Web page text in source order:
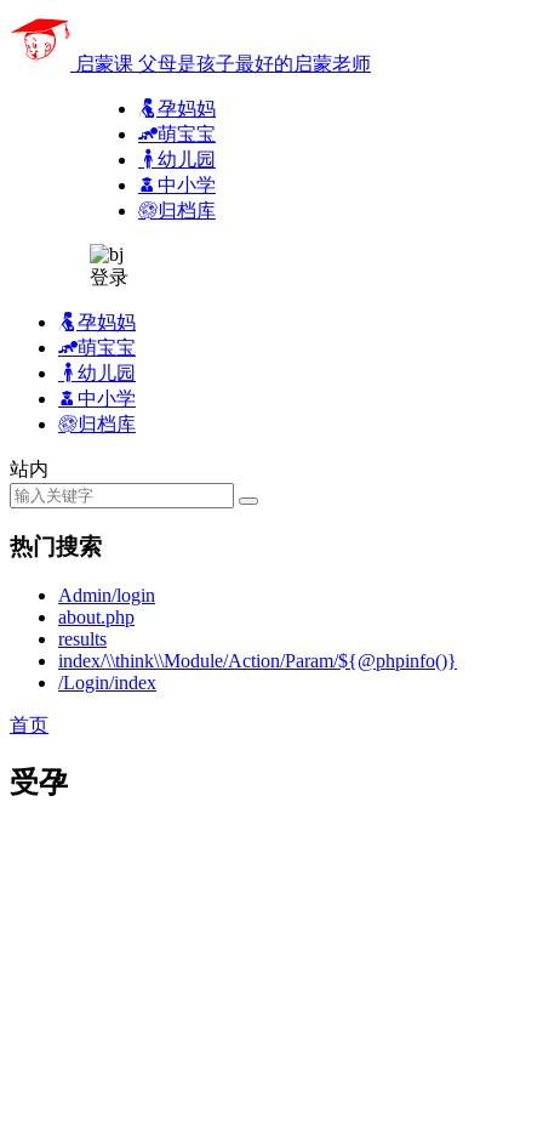
启蒙课 父母是孩子最好的启蒙老师
孕妈妈
萌宝宝
幼儿园
中小学
归档库
登录
孕妈妈
萌宝宝
幼儿园
中小学
归档库
站内
热门搜索
Admin/login
about.php
results
index/\\think\\Module/Action/Param/${@phpinfo()}
/Login/index
首页
受孕